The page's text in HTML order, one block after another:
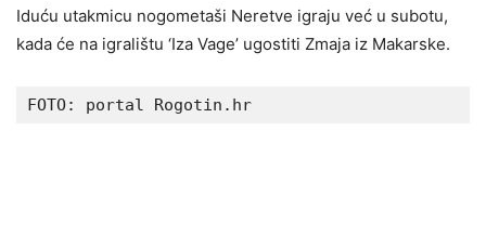
Iduću utakmicu nogometaši Neretve igraju već u subotu,
kada će na igralištu ‘Iza Vage’ ugostiti Zmaja iz Makarske.
FOTO: portal Rogotin.hr